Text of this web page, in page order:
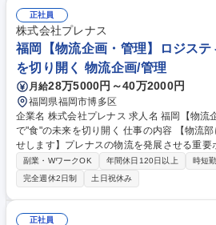
原子力規制庁の審査対応 ・原子力発電所工事
応 ■変更の範囲：会社の定める業務 募集職種 【福岡】原子力土木建築に
係る原子力規制庁の審査・検査対応業務◆土
正社員
株式会社プレナス
福岡【物流企画・管理】ロジス
を切り開く 物流企画/管理
月給28万5000円～40万2000円
福岡県福岡市博多区
企業名 株式会社プレナス 求人名 福岡【物流企画・管理】ロジスティクス
で"食"の未来を切り開く 仕事の内容 【物流部における業務を段階的にお任
せします】プレナスの物流を発展させる重要ポジシ
は≫◇物流コスト削減策の立案・推進 ◇グル
◇商材などの入出庫管理 ◇商材の品質管理 ◇
せ受付 ◇受注・発注・納品管理(店舗からの
◇伝票の整理・保管管理 ◇持続可能な物流
価格の評価と価格交渉 ◇在庫センター・配送センター
副業・WワークOK 年間休日120日以上 時短
完全週休2日制
土日祝休み
正社員